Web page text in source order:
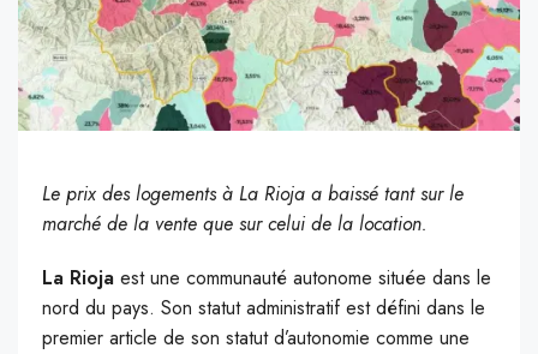
Le prix des logements à La Rioja a baissé tant sur le
marché de la vente que sur celui de la location.
La Rioja est une communauté autonome située dans le
nord du pays. Son statut administratif est défini dans le
premier article de son statut d’autonomie comme une